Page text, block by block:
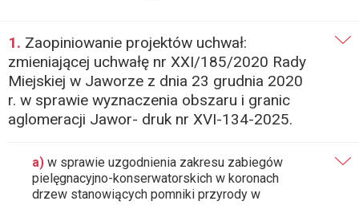
1. Zaopiniowanie projektów uchwał:
zmieniającej uchwałę nr XXI/185/2020 Rady
Miejskiej w Jaworze z dnia 23 grudnia 2020
r. w sprawie wyznaczenia obszaru i granic
aglomeracji Jawor- druk nr XVI-134-2025.
a) w sprawie uzgodnienia zakresu zabiegów
pielęgnacyjno-konserwatorskich w koronach
drzew stanowiących pomniki przyrody w